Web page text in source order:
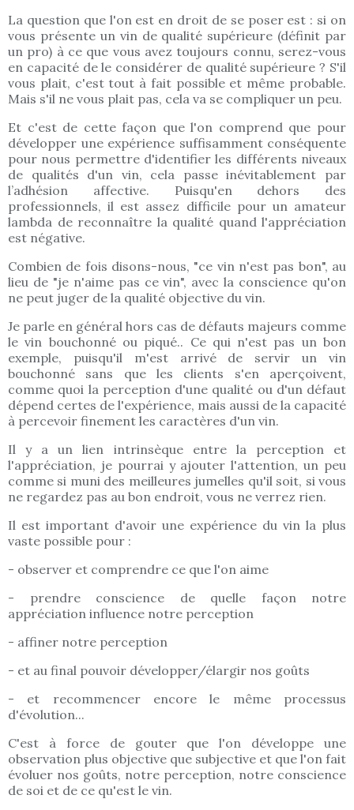
La question que l'on est en droit de se poser est : si on
vous présente un vin de qualité supérieure (définit par
un pro) à ce que vous avez toujours connu, serez-vous
en capacité de le considérer de qualité supérieure ? S'il
vous plait, c'est tout à fait possible et même probable.
Mais s'il ne vous plait pas, cela va se compliquer un peu.
Et c'est de cette façon que l'on comprend que pour
développer une expérience suffisamment conséquente
pour nous permettre d'identifier les différents niveaux
de qualités d'un vin, cela passe inévitablement par
l’adhésion affective. Puisqu'en dehors des
professionnels, il est assez difficile pour un amateur
lambda de reconnaître la qualité quand l'appréciation
est négative.
Combien de fois disons-nous, "ce vin n'est pas bon", au
lieu de "je n'aime pas ce vin", avec la conscience qu'on
ne peut juger de la qualité objective du vin.
Je parle en général hors cas de défauts majeurs comme
le vin bouchonné ou piqué.. Ce qui n'est pas un bon
exemple, puisqu'il m'est arrivé de servir un vin
bouchonné sans que les clients s'en aperçoivent,
comme quoi la perception d'une qualité ou d'un défaut
dépend certes de l'expérience, mais aussi de la capacité
à percevoir finement les caractères d'un vin.
Il y a un lien intrinsèque entre la perception et
l'appréciation, je pourrai y ajouter l'attention, un peu
comme si muni des meilleures jumelles qu'il soit, si vous
ne regardez pas au bon endroit, vous ne verrez rien.
Il est important d'avoir une expérience du vin la plus
vaste possible pour :
- observer et comprendre ce que l'on aime
- prendre conscience de quelle façon notre
appréciation influence notre perception
- affiner notre perception
- et au final pouvoir développer/élargir nos goûts
- et recommencer encore le même processus
d'évolution...
C'est à force de gouter que l'on développe une
observation plus objective que subjective et que l'on fait
évoluer nos goûts, notre perception, notre conscience
de soi et de ce qu'est le vin.